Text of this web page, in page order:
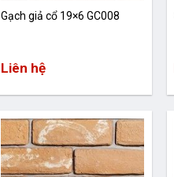
Gạch giả cổ 19×6 GC008
Liên hệ